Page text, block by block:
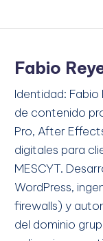
Fabio
Identidad:
de contenido
Pro, After
digitales para
MESCYT.
WordPress,
firewalls) y
del dominio